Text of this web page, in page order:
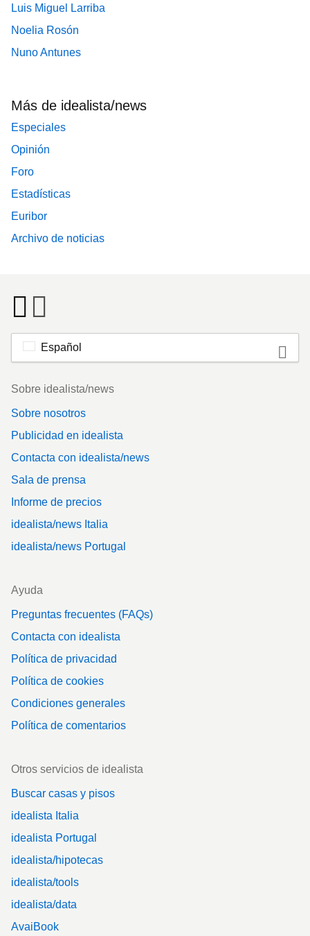
Luis Miguel Larriba
Noelia Rosón
Nuno Antunes
Más de idealista/news
Especiales
Opinión
Foro
Estadísticas
Euribor
Archivo de noticias
Español
Footer
Sobre idealista/news
Sobre nosotros
Publicidad en idealista
Contacta con idealista/news
Sala de prensa
Informe de precios
idealista/news Italia
idealista/news Portugal
Ayuda
Preguntas frecuentes (FAQs)
Contacta con idealista
Política de privacidad
Política de cookies
Condiciones generales
Política de comentarios
Otros servicios de idealista
Buscar casas y pisos
idealista Italia
idealista Portugal
idealista/hipotecas
idealista/tools
idealista/data
AvaiBook